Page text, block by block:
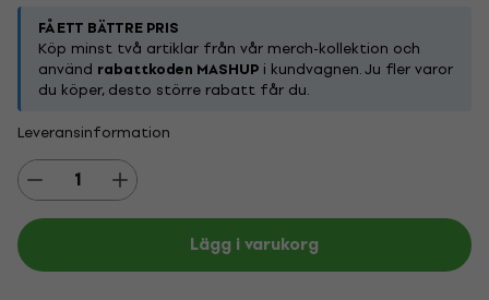
FÅ ETT BÄTTRE PRIS
Köp minst två artiklar från vår merch-kollektion och
använd rabattkoden MASHUP i kundvagnen. Ju fler varor
du köper, desto större rabatt får du.
Leveransinformation
Lägg i varukorg